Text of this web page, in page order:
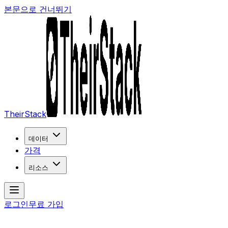
본문으로 건너뛰기
TheirStack
데이터
가격
리소스
로그인무료 가입